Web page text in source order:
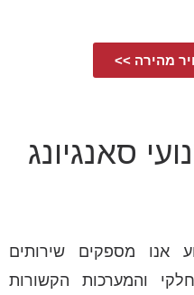
מהירה >>
סאנגיונג
אנו מספקים שירותים
והמערכות הקשורות